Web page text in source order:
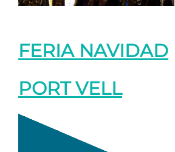
FERIA NAVIDAD
PORT VELL